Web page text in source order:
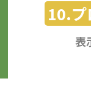
10.プ
表